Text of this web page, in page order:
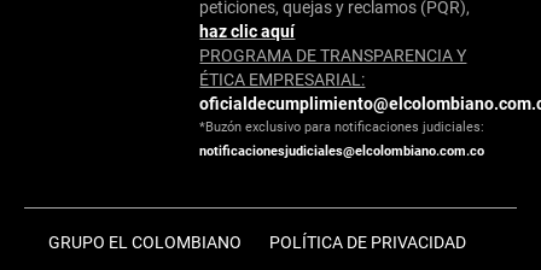
peticiones, quejas y reclamos (PQR),
haz clic aquí
PROGRAMA DE TRANSPARENCIA Y
ÉTICA EMPRESARIAL:
*Buzón exclusivo para notificaciones judiciales:
notificacionesjudiciales@elcolombiano.com.co
GRUPO EL COLOMBIANO POLÍTICA DE PRIVACIDAD